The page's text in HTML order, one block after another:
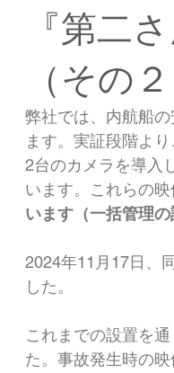
『第二
（その
弊社では、内航船
ます。実証段階よ
2台のカメラを導入
います。これらの
います（一括管理
2024年11月17日、
した。
これまでの設置を
た。事故発生時の